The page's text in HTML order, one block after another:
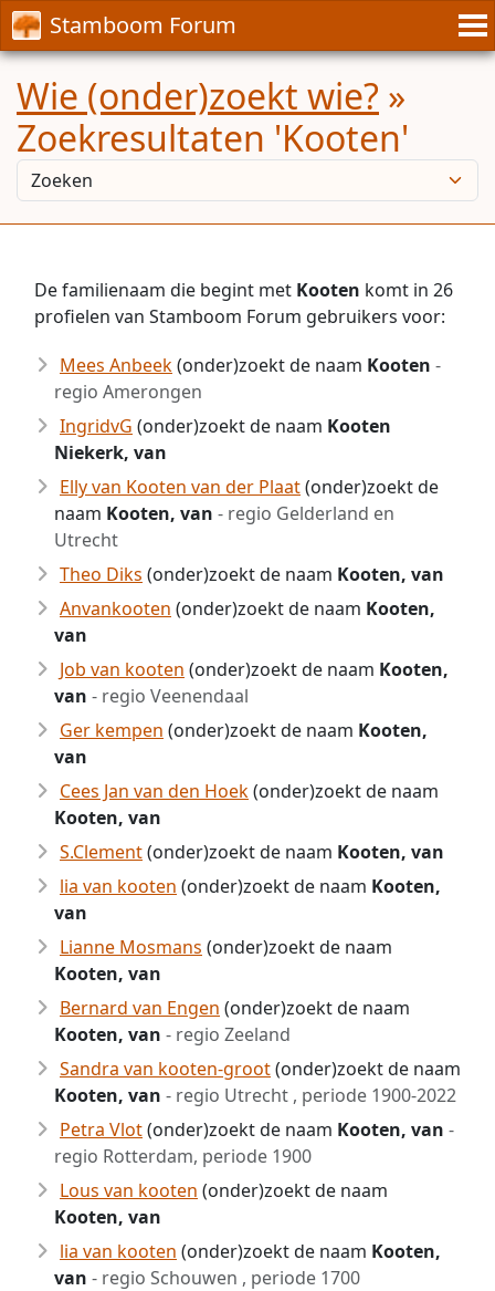
Stamboom Forum
Wie (onder)zoekt wie? »
Zoekresultaten 'Kooten'
De familienaam die begint met Kooten komt in 26
profielen van Stamboom Forum gebruikers voor:
Mees Anbeek(onder)zoekt de naam Kooten -
regio Amerongen
IngridvG (onder)zoekt de naam Kooten
Niekerk, van
Elly van Kooten van der Plaat(onder)zoekt de
naam Kooten, van - regio Gelderland en
Utrecht
Theo Diks (onder)zoekt de naam Kooten, van
Anvankooten (onder)zoekt de naam Kooten,
van
Job van kooten (onder)zoekt de naam Kooten,
van - regio Veenendaal
Ger kempen (onder)zoekt de naam Kooten,
van
Cees Jan van den Hoek(onder)zoekt de naam
Kooten, van
S.Clement(onder)zoekt de naam Kooten, van
lia van kooten (onder)zoekt de naam Kooten,
van
Lianne Mosmans (onder)zoekt de naam
Kooten, van
Bernard van Engen (onder)zoekt de naam
Kooten, van - regio Zeeland
Sandra van kooten-groot(onder)zoekt de naam
Kooten, van - regio Utrecht , periode 1900-2022
Petra Vlot(onder)zoekt de naam Kooten, van -
regio Rotterdam, periode 1900
Lous van kooten (onder)zoekt de naam
Kooten, van
lia van kooten (onder)zoekt de naam Kooten,
van - regio Schouwen , periode 1700